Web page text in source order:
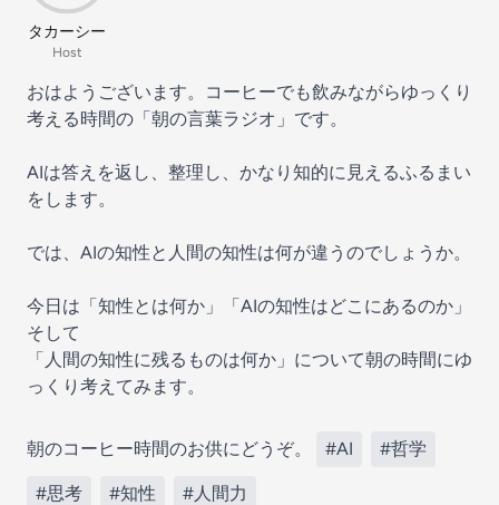
タカーシー
Host
おはようございます。コーヒーでも飲みながらゆっくり
考える時間の「朝の言葉ラジオ」です。
AIは答えを返し、整理し、かなり知的に見えるふるまい
をします。
では、AIの知性と人間の知性は何が違うのでしょうか。
今日は「知性とは何か」「AIの知性はどこにあるのか」
そして
「人間の知性に残るものは何か」について朝の時間にゆ
っくり考えてみます。
朝のコーヒー時間のお供にどうぞ。 #AI #哲学
#思考 #知性 #人間力